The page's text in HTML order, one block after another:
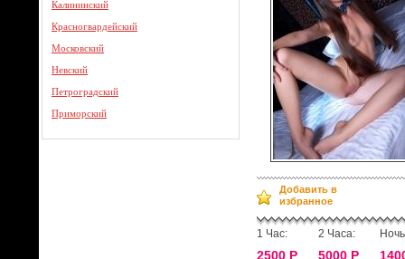
Калининский
Красногвардейский
Московский
Невский
Петроградский
Приморский
Добавить в
избранное
1 Час:
2500 Р
2 Часа:
5000 Р